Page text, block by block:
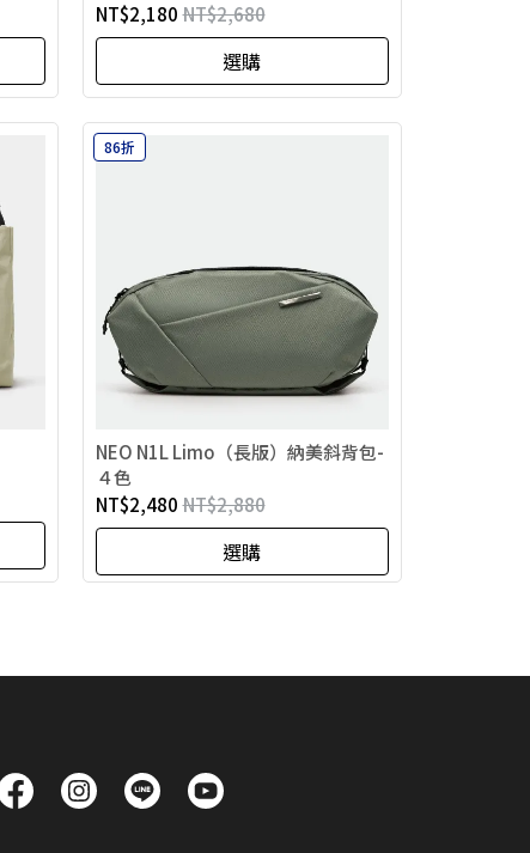
NT$2,180 NT$2,680
選購
86折
NEO N1L Limo（長版）納美斜背包-
４色
NT$2,480 NT$2,880
選購